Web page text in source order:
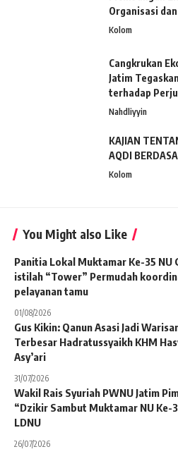
Organisasi
Kolom
Cangkrukan
Jatim
terhadap
Nahdliyyin
KAJIAN
AQDI
Kolom
You Might also Like
Panitia Lokal Muktamar Ke-35 NU
istilah “Tower” Permudah
pelayanan tamu
01/08/2026
Gus Kikin: Qanun Asasi Jadi
Terbesar Hadratussyaikh KHM
Asy’ari
31/07/2026
Wakil Rais Syuriah PWNU Jatim
“Dzikir Sambut Muktamar NU Ke-
LDNU
26/07/2026